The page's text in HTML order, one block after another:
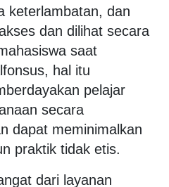
keterlambatan, dan
dan dilihat secara
saat
hal itu
pelajar
secara
dapat meminimalkan
praktik tidak etis.
dari layanan